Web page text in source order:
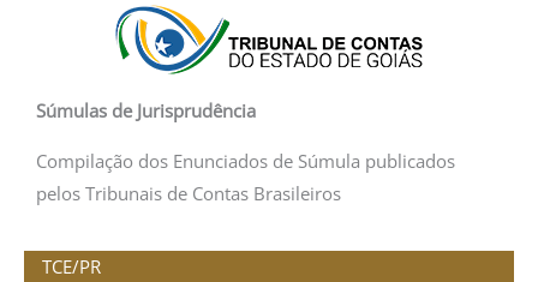
Súmulas de Jurisprudência
Compilação dos Enunciados de Súmula publicados
pelos Tribunais de Contas Brasileiros
TCE/PR